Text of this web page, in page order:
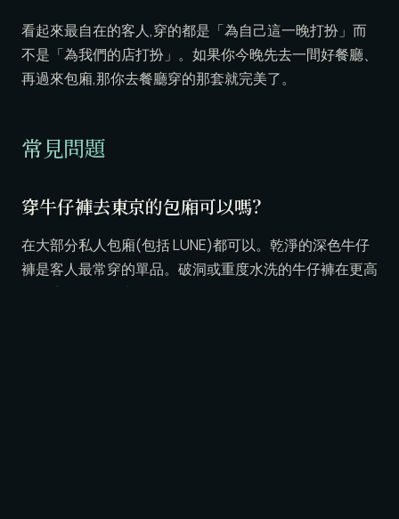
看起來最自在的客人,穿的都是「為自己這一晚打扮」而
不是「為我們的店打扮」。如果你今晚先去一間好餐廳、
再過來包廂,那你去餐廳穿的那套就完美了。
常見問題
穿牛仔褲去東京的包廂可以嗎?
在大部分私人包廂(包括 LUNE)都可以。乾淨的深色牛仔
褲是客人最常穿的單品。破洞或重度水洗的牛仔褲在更高
檔的店可能稍嫌突兀。